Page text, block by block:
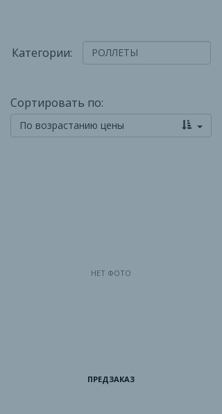
Категории:
Сортировать по:
По возрастанию цены
НЕТ ФОТО
ПРЕДЗАКАЗ